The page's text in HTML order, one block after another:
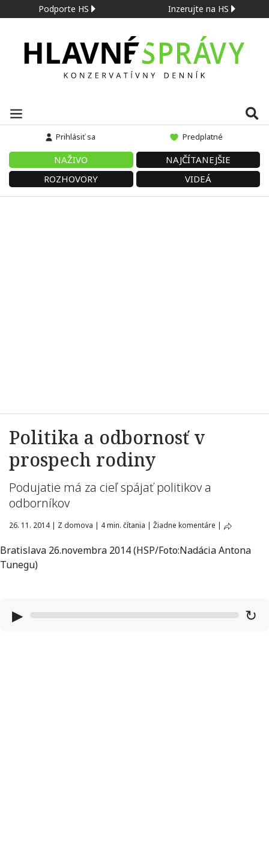
Podporte HS Inzerujte na HS
Prihlásiť sa Predplatné
NAŽIVO
NAJČÍTANEJŠIE
ROZHOVORY
VIDEÁ
Politika a odbornosť v
prospech rodiny
Podujatie má za cieľ spájať politikov a
odborníkov
26. 11. 2014 | Z domova | 4 min. čítania | Žiadne komentáre |
Bratislava 26.novembra 2014 (HSP/Foto:Nadácia Antona
Tunegu)
▶ ↻